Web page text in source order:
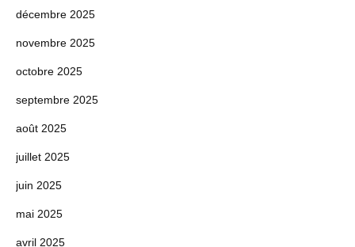
décembre 2025
novembre 2025
octobre 2025
septembre 2025
août 2025
juillet 2025
juin 2025
mai 2025
avril 2025